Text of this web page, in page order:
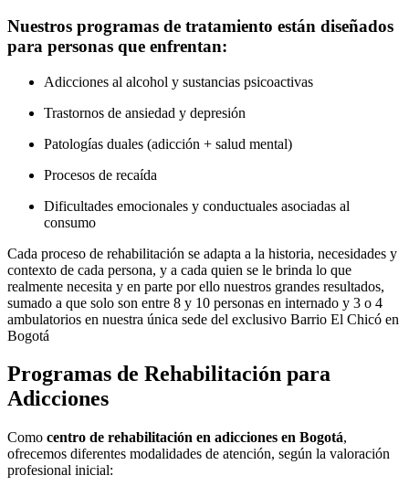
Nuestros programas de tratamiento están diseñados
para personas que enfrentan:
Adicciones al alcohol y sustancias psicoactivas
Trastornos de ansiedad y depresión
Patologías duales (adicción + salud mental)
Procesos de recaída
Dificultades emocionales y conductuales asociadas al
consumo
Cada proceso de rehabilitación se adapta a la historia, necesidades y
contexto de cada persona, y a cada quien se le brinda lo que
realmente necesita y en parte por ello nuestros grandes resultados,
sumado a que solo son entre 8 y 10 personas en internado y 3 o 4
ambulatorios en nuestra única sede del exclusivo Barrio El Chicó en
Bogotá
Programas de Rehabilitación para
Adicciones
Como centro de rehabilitación en adicciones en Bogotá,
ofrecemos diferentes modalidades de atención, según la valoración
profesional inicial: